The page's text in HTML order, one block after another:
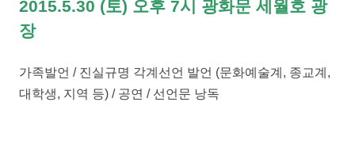
2015.5.30 (토) 오후 7시 광화문 세월호 광
장
가족발언 / 진실규명 각계선언 발언 (문화예술계, 종교계,
대학생, 지역 등) / 공연 / 선언문 낭독